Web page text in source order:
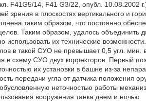
F41G5/14, F41 G3/22, опубл. 10.08.2002
в плоскостях вертикального и
таким образом, что постоянно
Таким образом, удалось объединить
их технические
в такой СУО не превышает 0,5 угл. мин.
в схему СУО двух корректоров. Первый
их установки в башне из-за
передачи угла от датчика положения
неточностью работы
вооружения танка днем и ночью.